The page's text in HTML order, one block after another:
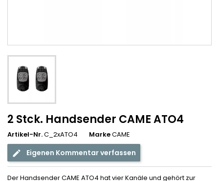
2 Stck. Handsender CAME ATO4
Artikel-Nr.C_2xATO4 MarkeCAME
Eigenen Kommentar verfassen
Der Handsender CAME ATO4 hat vier Kanäle und gehört zur